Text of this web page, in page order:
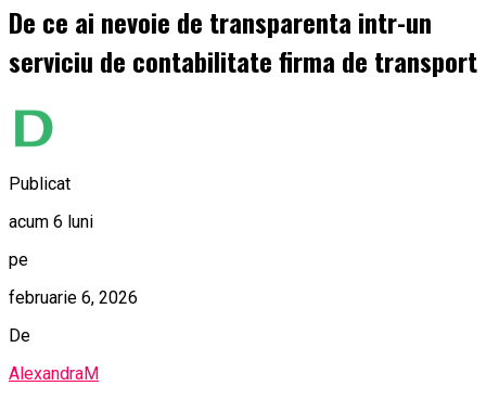
De ce ai nevoie de transparenta intr-un
serviciu de contabilitate firma de transport
Publicat
acum 6 luni
pe
februarie 6, 2026
De
AlexandraM